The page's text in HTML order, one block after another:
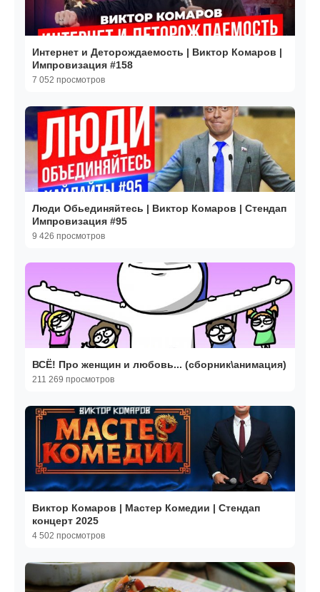
Интернет и Деторождаемость | Виктор Комаров |
Импровизация #158
7 052 просмотров
Люди Обьединяйтесь | Виктор Комаров | Стендап
Импровизация #95
9 426 просмотров
ВСЁ! Про женщин и любовь... (сборник\анимация)
211 269 просмотров
Виктор Комаров | Мастер Комедии | Стендап
концерт 2025
4 502 просмотров